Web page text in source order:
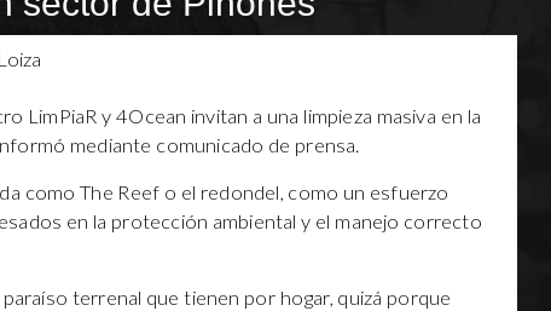
LimPiaR y 4Ocean invitan a una limpieza masiva en la
mediante comunicado de prensa.
como The Reef o el redondel, como un esfuerzo
en la protección ambiental y el manejo correcto
terrenal que tienen por hogar, quizá porque